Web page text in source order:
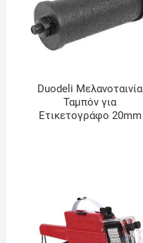
Duodeli Μελανοταινία
Ταμπόν για
Ετικετογράφο 20mm